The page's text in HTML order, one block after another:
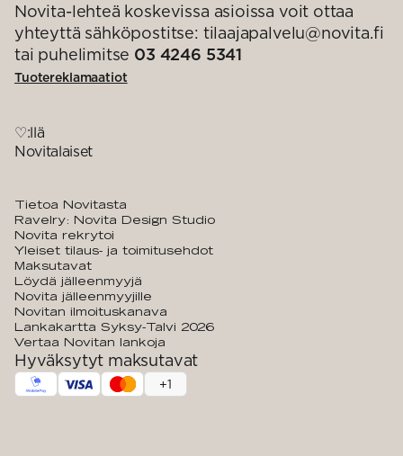
Novita-lehteä koskevissa asioissa voit ottaa
yhteyttä sähköpostitse: tilaajapalvelu@novita.fi
tai puhelimitse 03 4246 5341
Tuotereklamaatiot
♡:llä
Novitalaiset
Tietoa Novitasta
Ravelry: Novita Design Studio
Novita rekrytoi
Yleiset tilaus- ja toimitusehdot
Maksutavat
Löydä jälleenmyyjä
Novita jälleenmyyjille
Novitan ilmoituskanava
Lankakartta Syksy-Talvi 2026
Vertaa Novitan lankoja
Hyväksytyt maksutavat
+1